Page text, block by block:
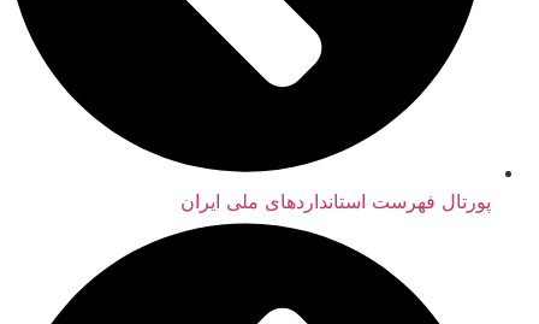
پورتال فهرست استانداردهای ملی ایران